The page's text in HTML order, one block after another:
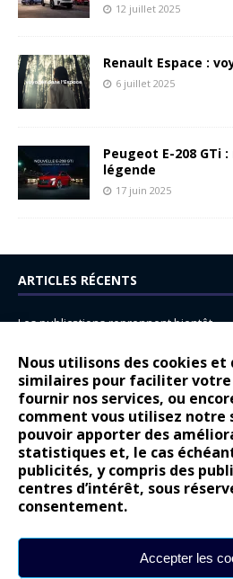
Nous utilisons des cookies
similaires pour faciliter
fournir nos services, ou
comment vous utilisez notre
pouvoir apporter des
statistiques et, le cas
publicités, y compris des
centres d’intérêt, sous
consentement.
Accepter les
12 juillet 2025
Renault Espace :
6 juillet 2025
Peugeot E-208 GTi
légende
17 juin 2025
ARTICLES RÉCENTS
Les publications reprennent bientôt…
14 juillet : nouveau film de marque
Renault Espace : voyage, voyage…
Peugeot E-208 GTi : naissance d’une
COMMENTAIRES RÉCENTS
Bernard Dardartdans
Gilly
gyo